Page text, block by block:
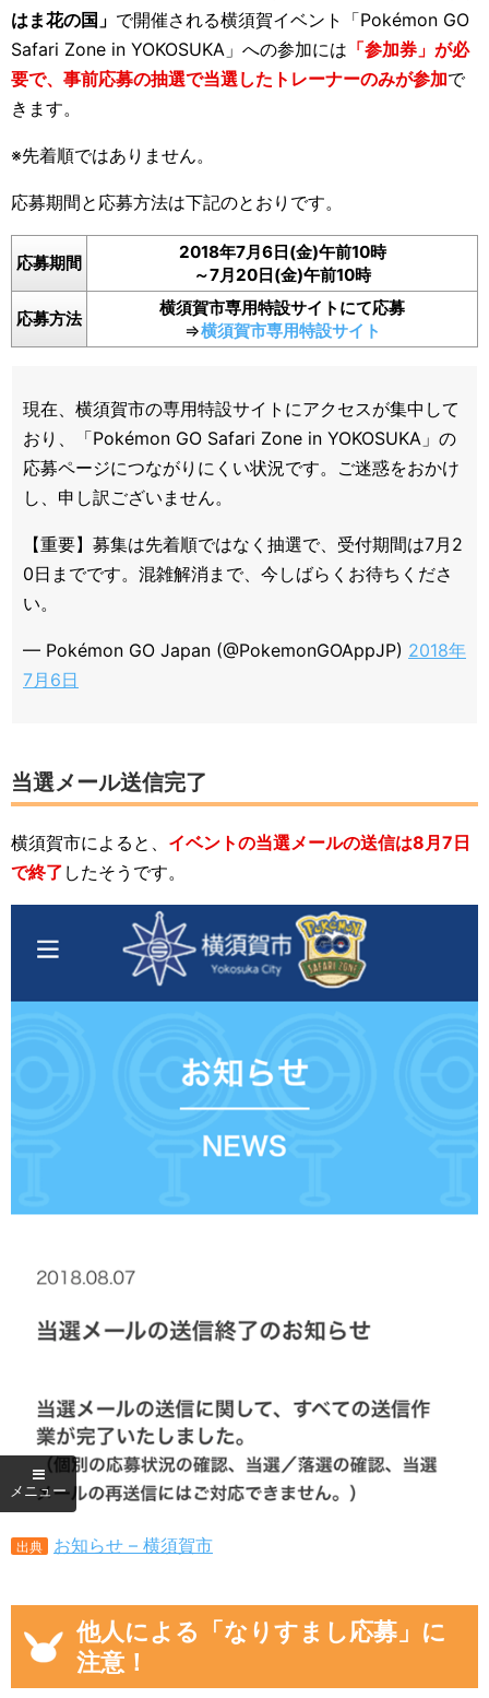
はま花の国」 で開催される横須賀イベント「Pokémon GO
Safari Zone in YOKOSUKA」への参加には 「参加券」が必
要で、事前応募の抽選で当選したトレーナーのみが参加で
きます。
※先着順ではありません。
応募期間と応募方法は下記のとおりです。
応募期間
2018年7月6日(金)午前10時
～7月20日(金)午前10時
応募方法
横須賀市専用特設サイトにて応募
⇒横須賀市専用特設サイト
現在、横須賀市の専用特設サイトにアクセスが集中して
おり、「Pokémon GO Safari Zone in YOKOSUKA」の
応募ページにつながりにくい状況です。ご迷惑をおかけ
し、申し訳ございません。
【重要】募集は先着順ではなく抽選で、受付期間は7月2
0日までです。混雑解消まで、今しばらくお待ちくださ
い。
— Pokémon GO Japan (@PokemonGOAppJP) 2018年
7月6日
当選メール送信完了
横須賀市によると、 イベントの当選メールの送信は8月7日
で終了 したそうです。
出典 お知らせ – 横須賀市
他人による「なりすまし応募」に
注意！